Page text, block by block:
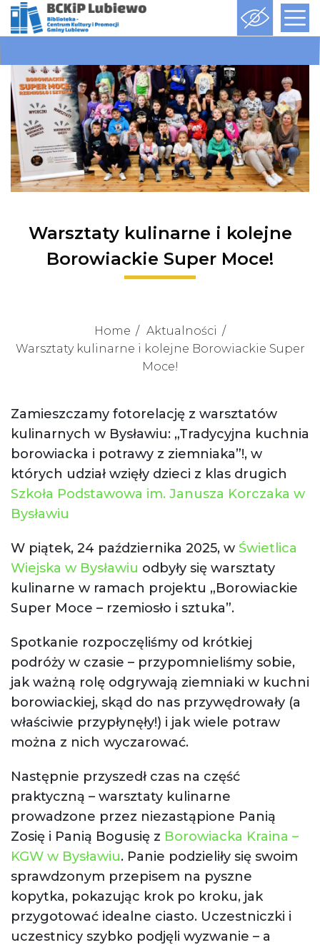
Warsztaty kulinarne i kolejne
Borowiackie Super Moce!
Home
Aktualności
Warsztaty kulinarne i kolejne Borowiackie Super
Moce!
Zamieszczamy fotorelację z warsztatów
kulinarnych w Bysławiu: „Tradycyjna kuchnia
borowiacka i potrawy z ziemniaka”!, w
których udział wzięły dzieci z klas drugich
Szkoła Podstawowa im. Janusza Korczaka w
Bysławiu
W piątek, 24 października 2025, w Świetlica
Wiejska w Bysławiu odbyły się warsztaty
kulinarne w ramach projektu „Borowiackie
Super Moce – rzemiosło i sztuka”.
Spotkanie rozpoczęliśmy od krótkiej
podróży w czasie – przypomnieliśmy sobie,
jak ważną rolę odgrywają ziemniaki w kuchni
borowiackiej, skąd do nas przywędrowały (a
właściwie przypłynęły!) i jak wiele potraw
można z nich wyczarować.
Następnie przyszedł czas na część
praktyczną – warsztaty kulinarne
prowadzone przez niezastąpione Panią
Zosię i Panią Bogusię z Borowiacka Kraina –
KGW w Bysławiu. Panie podzieliły się swoim
sprawdzonym przepisem na pyszne
kopytka, pokazując krok po kroku, jak
przygotować idealne ciasto. Uczestniczki i
uczestnicy szybko podjęli wyzwanie – a